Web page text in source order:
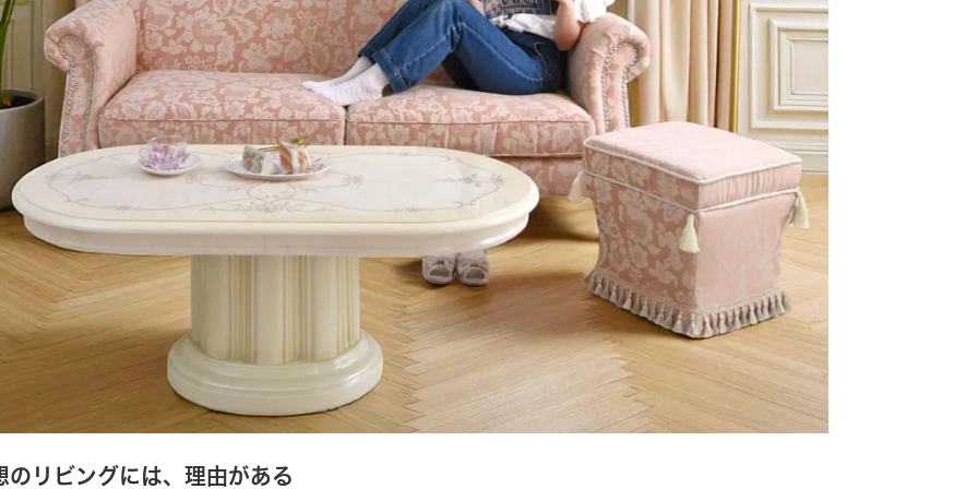
のリビングには、理由がある